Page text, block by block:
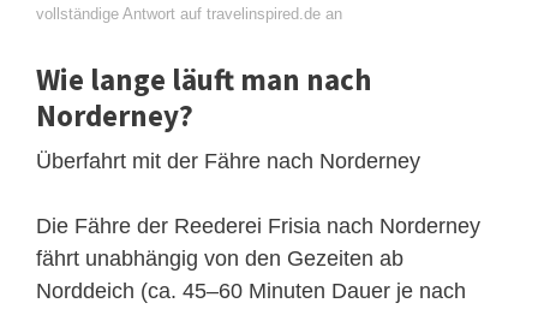
vollständige Antwort auf travelinspired.de an
Wie lange läuft man nach
Norderney?
Überfahrt mit der Fähre nach Norderney
Die Fähre der Reederei Frisia nach Norderney
fährt unabhängig von den Gezeiten ab
Norddeich (ca. 45–60 Minuten Dauer je nach